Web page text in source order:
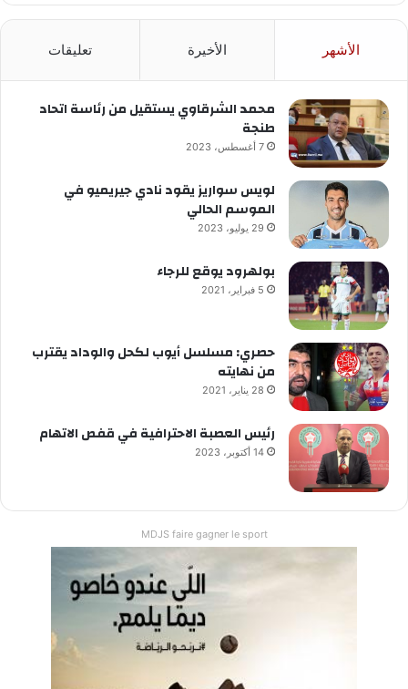
الأشهر الأخيرة تعليقات
محمد الشرقاوي يستقيل من رئاسة اتحاد
طنجة
7 أغسطس، 2023
لويس سواريز يقود نادي جيريميو في
الموسم الحالي
29 يوليو، 2023
بولهرود يوقع للرجاء
5 فبراير، 2021
حصري: مسلسل أيوب لكحل والوداد يقترب
من نهايته
28 يناير، 2021
رئيس العصبة الاحترافية في قفص الاتهام
14 أكتوبر، 2023
MDJS faire gagner le sport